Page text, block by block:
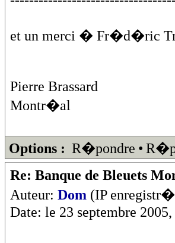
et un merci � Fr�d�ric
Pierre Brassard
Montr�al
Options : R�pondre •
Re: Banque de Bleuets
Auteur: Dom (IP
Date: le 23 septembre 2005,